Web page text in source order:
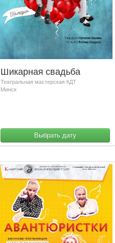
Шикарная свадьба
Театральная мастерская КДТ
Минск
Выбрать дату